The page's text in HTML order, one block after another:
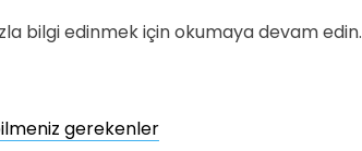
bilgi edinmek için okumaya devam edin.
gerekenler